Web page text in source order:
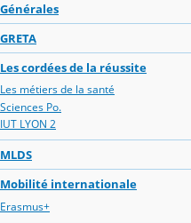
Générales
GRETA
Les cordées de la réussite
Les métiers de la santé
Sciences Po.
IUT LYON 2
MLDS
Mobilité internationale
Erasmus+